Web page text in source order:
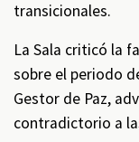
transicionales.
La Sala criticó la
sobre el periodo
Gestor de Paz,
contradictorio a